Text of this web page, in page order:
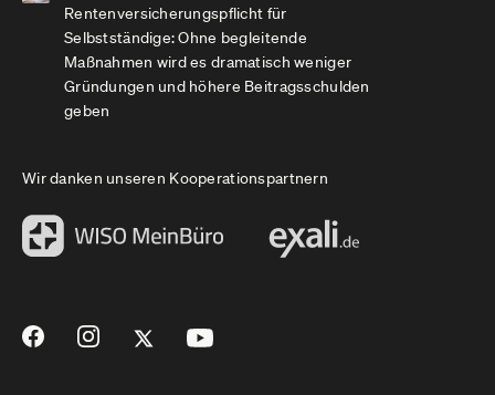
Rentenversicherungspflicht für
Selbstständige: Ohne begleitende
Maßnahmen wird es dramatisch weniger
Gründungen und höhere Beitragsschulden
geben
Wir danken unseren Kooperationspartnern